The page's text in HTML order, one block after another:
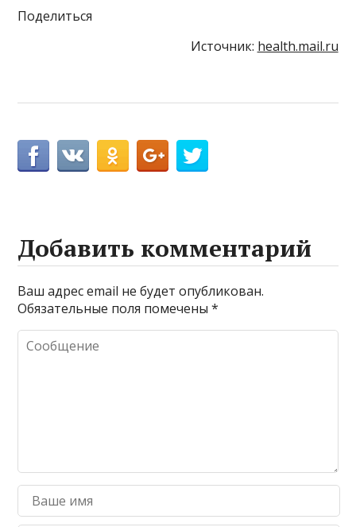
Поделиться
Источник: health.mail.ru
Добавить комментарий
Ваш адрес email не будет опубликован.
Обязательные поля помечены*